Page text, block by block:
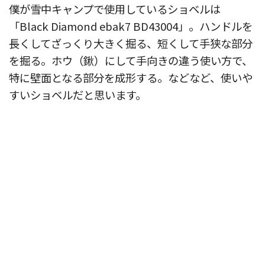
僕が雪中キャンプで使用しているショベルは
「Black Diamond ebak7 BD43004」。ハンドルを
長くしてざっくり大きく掘る、短くして手狭な部分
を掘る。ホウ（鍬）にして手向きの違う使い方で、
特に壁面となる部分を成形する。などなど、使いや
すいショベルだと思います。